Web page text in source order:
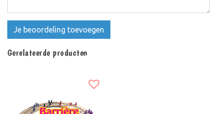
Je beoordeling toevoegen
Gerelateerde producten